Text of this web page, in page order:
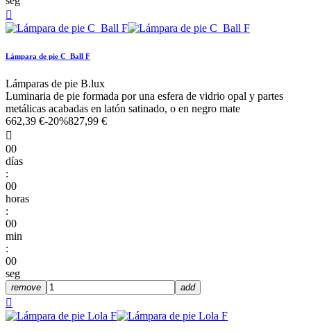

Lámpara de pie C_Ball F
Lámparas de pie B.lux
Luminaria de pie formada por una esfera de vidrio opal y partes
metálicas acabadas en latón satinado, o en negro mate
662,39 €-20%827,99 €

00
días
:
00
horas
:
00
min
:
00
seg
remove add
